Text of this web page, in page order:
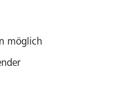
möglich